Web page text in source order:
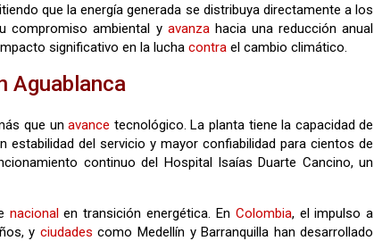
que la energía generada se distribuya directamente a los
compromiso ambiental y avanzahacia una reducción anual
significativo en la lucha contra el cambio climático.
Aguablanca
que unavance tecnológico. La planta tiene la capacidad de
del servicio y mayor confiabilidad para cientos de
continuo del Hospital Isaías Duarte Cancino, un
nacionalen transición energética. En Colombia, el impulso a
y ciudades como Medellín y Barranquilla han desarrollado